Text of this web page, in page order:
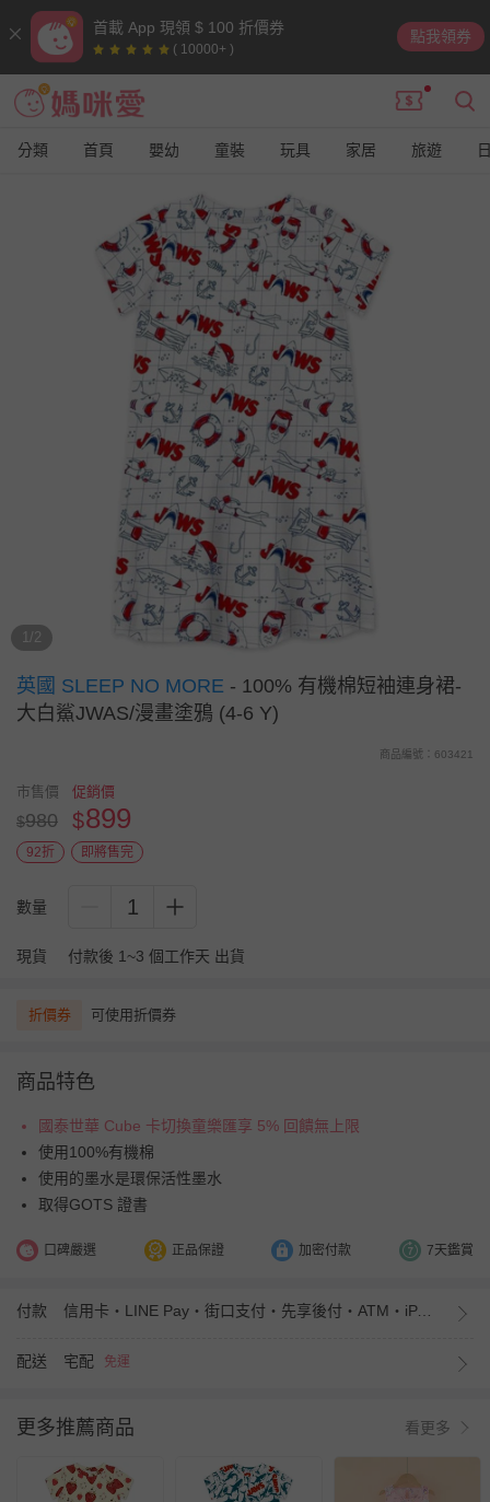
首載 App 現領 $ 100 折價券
( 10000+ )
點我領券
分類 首頁 嬰幼 童裝 玩具 家居 旅遊
1/2
英國 SLEEP NO MORE - 100% 有機棉短袖連身裙-
大白鯊JWAS/漫畫塗鴉 (4-6 Y)
商品編號：603421
市售價
$980
促銷價
$899
92折 即將售完
數量 1
現貨 付款後 1~3 個工作天 出貨
折價券 可使用折價券
商品特色
國泰世華 Cube 卡切換童樂匯享 5% 回饋無上限
使用100%有機棉
使用的墨水是環保活性墨水
取得GOTS 證書
口碑嚴選 正品保證 加密付款 7天鑑賞
付款 信用卡・LINE Pay・街口支付・先享後付・ATM・iPASS MONEY
配送 宅配 免運
更多推薦商品 看更多